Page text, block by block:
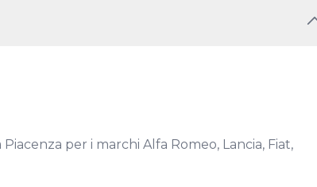
per i marchi Alfa Romeo, Lancia, Fiat,